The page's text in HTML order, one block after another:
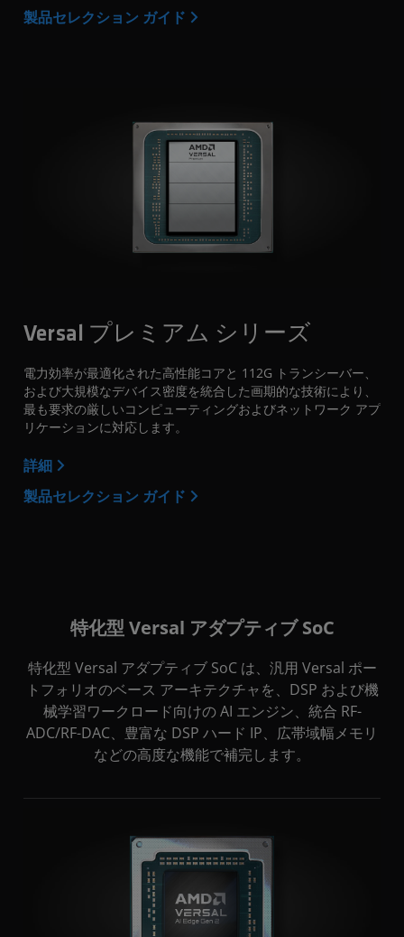
製品セレクション ガイド
Versal プレミアム シリーズ
電力効率が最適化された高性能コアと 112G トランシーバー、
および大規模なデバイス密度を統合した画期的な技術により、
最も要求の厳しいコンピューティングおよびネットワーク アプ
リケーションに対応します。
詳細
製品セレクション ガイド
特化型 Versal アダプティブ SoC
特化型 Versal アダプティブ SoC は、汎用 Versal ポー
トフォリオのベース アーキテクチャを、DSP および機
械学習ワークロード向けの AI エンジン、統合 RF-
ADC/RF-DAC、豊富な DSP ハード IP、広帯域幅メモリ
などの高度な機能で補完します。